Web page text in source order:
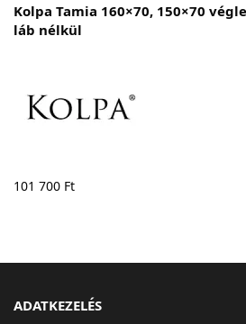
Kolpa Tamia 160×70, 150×70
láb nélkül
101 700 Ft
ADATKEZELÉS